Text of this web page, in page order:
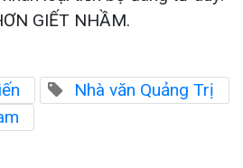
GIẾT NHẦM.
Nhà văn Quảng Trị